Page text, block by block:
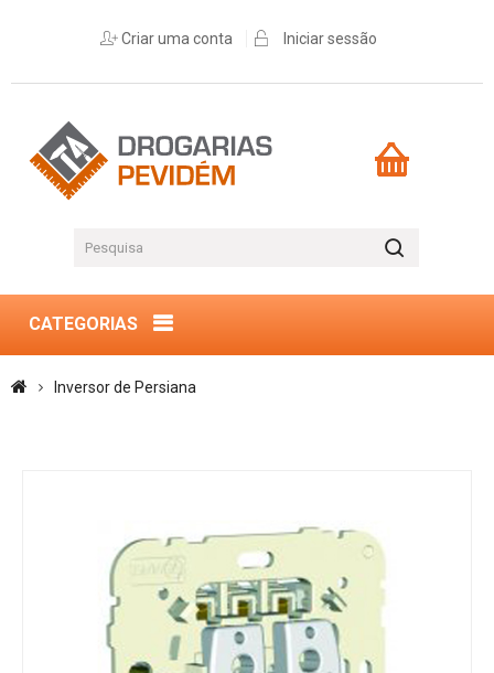
Criar uma conta Iniciar sessão
CATEGORIAS
Inversor de Persiana